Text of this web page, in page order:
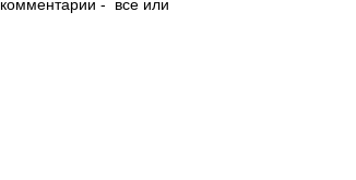
комментарии - все или